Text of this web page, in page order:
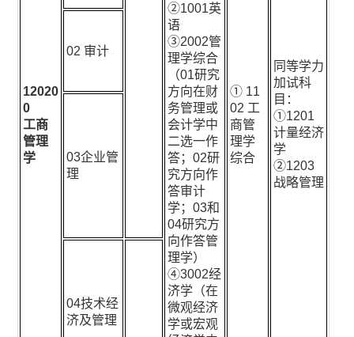
12020
0
工商
管理
学
②1001英
语
③2002管
理学综合
（01研究
方向在财
务管理或
会计学中
二选一作
答；02研
究方向作
答审计
学；03和
04研究方
向作答管
理学）
④3002经
济学（在
微观经济
学或宏观
① 11
02 工
商管
理学
综合
同等学力
加试科
目：
①1201
计量经济
学
②1203
战略管理
02 审计
03企业管
理
04技术经
济及管理